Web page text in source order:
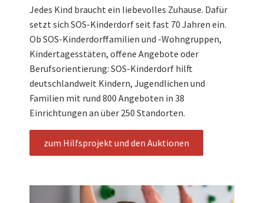
Jedes Kind braucht ein liebevolles Zuhause. Dafür
setzt sich SOS-Kinderdorf seit fast 70 Jahren ein.
Ob SOS-Kinderdorffamilien und -Wohngruppen,
Kindertagesstäten, offene Angebote oder
Berufsorientierung: SOS-Kinderdorf hilft
deutschlandweit Kindern, Jugendlichen und
Familien mit rund 800 Angeboten in 38
Einrichtungen an über 250 Standorten.
zum Hilfsprojekt und den Auktionen